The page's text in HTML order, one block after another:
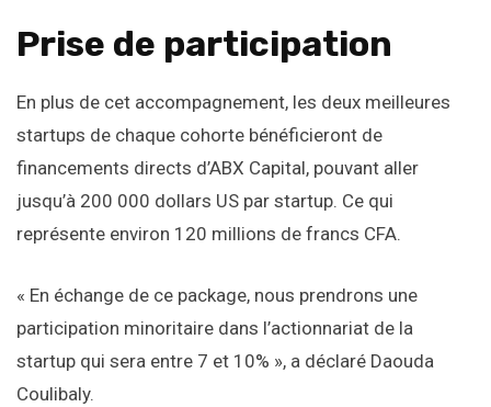
Prise de participation
En plus de cet accompagnement, les deux meilleures
startups de chaque cohorte bénéficieront de
financements directs d’ABX Capital, pouvant aller
jusqu’à 200 000 dollars US par startup. Ce qui
représente environ 120 millions de francs CFA.
« En échange de ce package, nous prendrons une
participation minoritaire dans l’actionnariat de la
startup qui sera entre 7 et 10% », a déclaré Daouda
Coulibaly.